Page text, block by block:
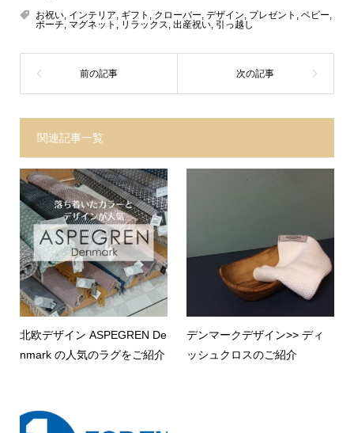
お祝い, インテリア, ギフト , クローバー, デザイン, プレゼント , ベビー,
ポーチ, マグネット , リラックス, 出産祝い, 引っ越し
関連記事一覧
北欧デザイン ASPEGREN De
nmark の人気のラグをご紹介
デンマークデザイン>> ディ
ッシュクロスのご紹介